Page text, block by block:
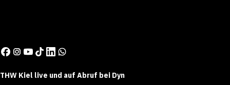
THW Kiel live und auf Abruf bei Dyn